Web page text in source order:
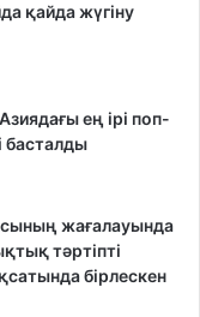
қайда жүгіну
ең ірі поп-
басталды
жағалауында
тәртіпті
бірлескен